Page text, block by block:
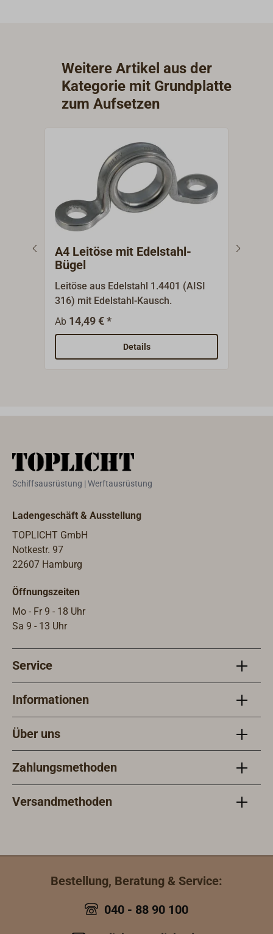
Weitere Artikel aus der
Kategorie mit Grundplatte
zum Aufsetzen
A4 Leitöse mit Edelstahl-
Bügel
Leitöse aus Edelstahl 1.4401 (AISI
316) mit Edelstahl-Kausch.
Ab 14,49 € *
Details
Schiffsausrüstung | Werftausrüstung
Ladengeschäft & Ausstellung
TOPLICHT GmbH
Notkestr. 97
22607 Hamburg
Öffnungszeiten
Mo - Fr 9 - 18 Uhr
Sa 9 - 13 Uhr
Service
Informationen
Über uns
Zahlungsmethoden
Versandmethoden
Bestellung, Beratung & Service:
040 - 88 90 100